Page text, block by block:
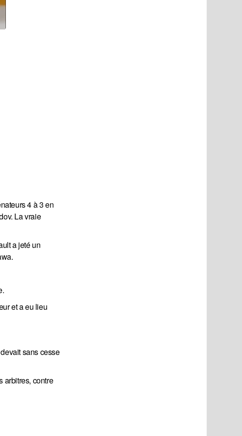
4 à 3 en
La vraie
a jeté un
et a eu lieu
sans cesse
arbitres, contre